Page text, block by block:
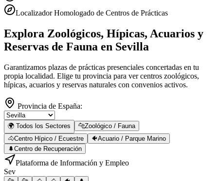
Localizador Homologado de Centros de Prácticas
Explora Zoológicos, Hípicas, Acuarios y
Reservas de Fauna en Sevilla
Garantizamos plazas de prácticas presenciales concertadas en tu
propia localidad. Elige tu provincia para ver centros zoológicos,
hípicas, acuarios y reservas naturales con convenios activos.
Provincia de España:
🌍 Todos los Sectores 🐆Zoológico / Fauna
🐴Centro Hípico / Ecuestre 🐠Acuario / Parque Marino
🌲Centro de Recuperación
Plataforma de Información y Empleo
Sev